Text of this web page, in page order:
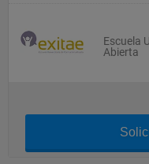
Escuela
Abierta